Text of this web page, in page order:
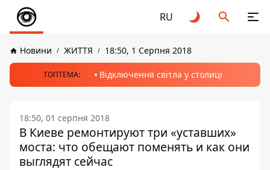
RU
Новини ЖИТТЯ 18:50, 1 Серпня 2018
ТОПТЕМА: Відключення світла у столиці
18:50, 01 серпня 2018
В Киеве ремонтируют три «уставших»
моста: что обещают поменять и как они
выглядят сейчас